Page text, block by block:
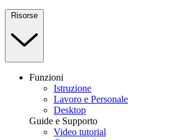
Risorse
Funzioni
Istruzione
Lavoro e Personale
Desktop
Guide e Supporto
Video tutorial